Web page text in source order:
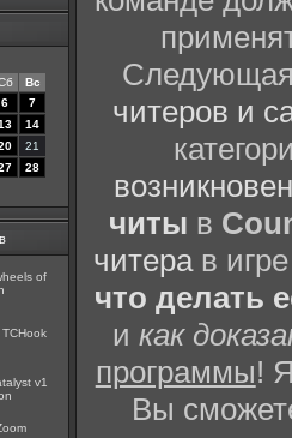
Вс
6
7
14
21
28
of
v1
Следующая
читеров и
читы в
читерав
что делать
икак
программы!
Вы